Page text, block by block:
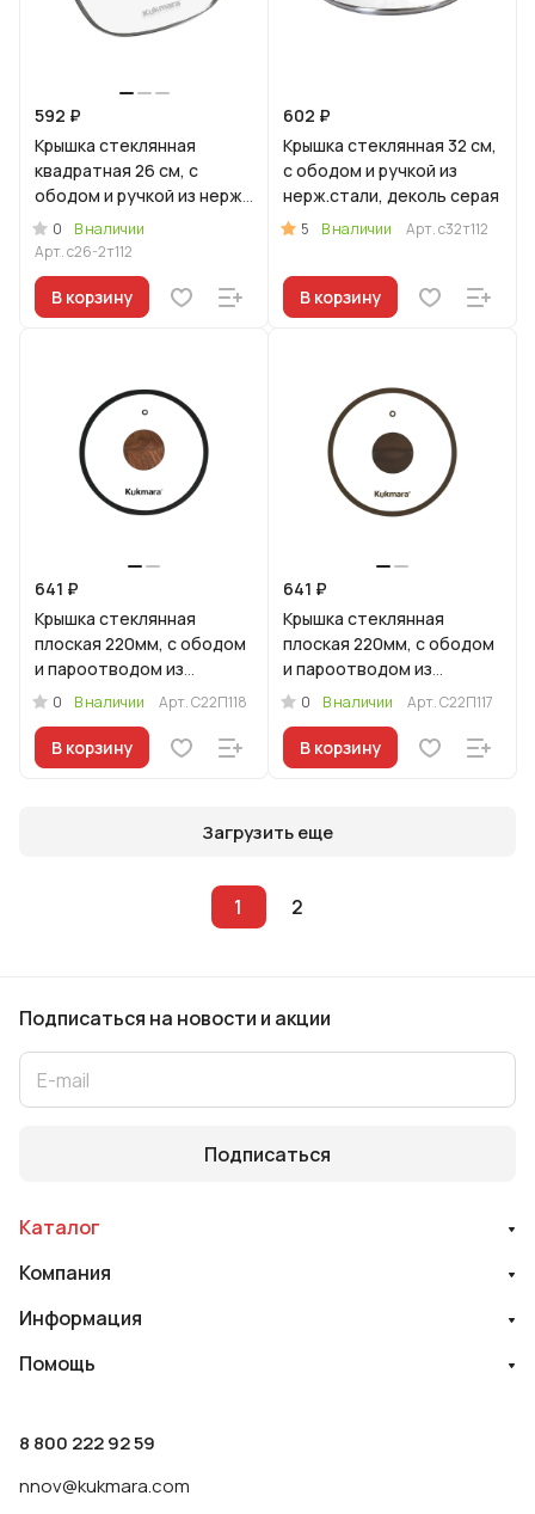
592 ₽
Крышка стеклянная
квадратная 26 см, с
ободом и ручкой из нерж.
стали, деколь серая
0
В наличии
Арт.с26-2т112
В корзину
602 ₽
Крышка стеклянная 32 см,
с ободом и ручкой из
нерж.стали, деколь серая
5 В наличии Арт.с32т112
В корзину
641 ₽
Крышка стеклянная
плоская 220мм, с ободом
и пароотводом из
силикона и бакелитовой
ручкой софт-тач цв
0 В наличии Арт.С22П118
В корзину
641 ₽
Крышка стеклянная
плоская 220мм, с ободом
и пароотводом из
силикона и бакелитовой
ручкой софт-тач цв
0 В наличии Арт.С22П117
В корзину
Загрузить еще
1 2
Подписаться на новости и акции
Подписаться
Каталог
Компания
Информация
Помощь
8 800 222 92 59
nnov@kukmara.com